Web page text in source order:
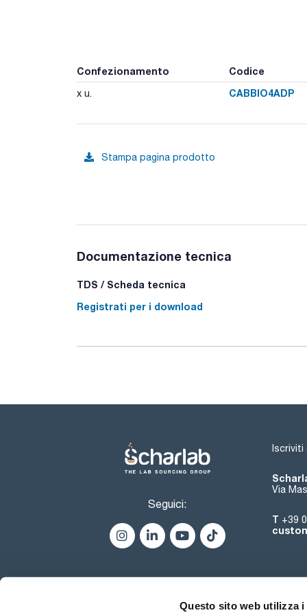
Questo sito web utilizza i
Confezionamento Codice
x u. CABBIO4ADP
Stampa pagina prodotto
Documentazione tecnica
TDS / Scheda tecnica
Registrati per i download
Seguici:
Via
T +39